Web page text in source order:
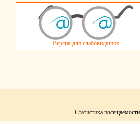
Версия для слабовидящих
Статистика посещаемости